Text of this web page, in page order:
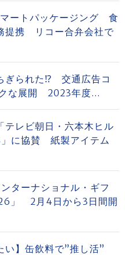
ートパッケージング 食
提携 リコー合弁会社で
ぎられた⁉ 交通広告コ
な展開 2023年度...
レビ朝日・六本木ヒル
」に協賛 紙製アイテム
ンターナショナル・ギフ
」 2月4日から3日間開
い】缶飲料で”推し活”